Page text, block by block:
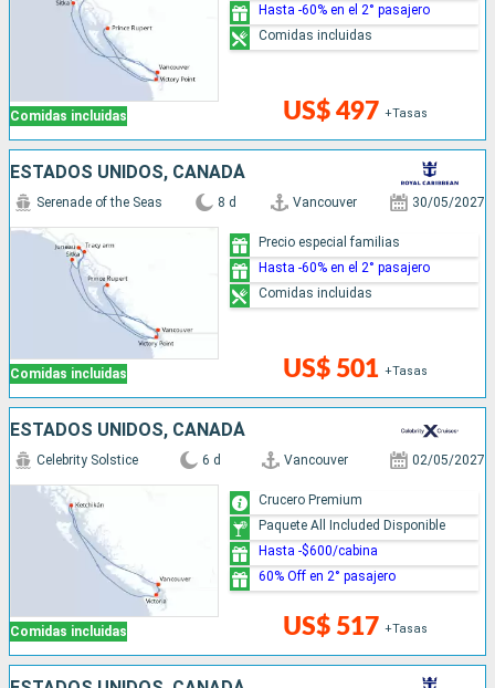
Comidas incluidas US$ 497 +Tasas
Hasta -60% en el 2° pasajero
Comidas incluidas
ESTADOS UNIDOS, CANADÁ
Comidas incluidas
Serenade of the Seas 8 d Vancouver 30/05/2027
US$ 501 +Tasas
Precio especial familias
Hasta -60% en el 2° pasajero
Comidas incluidas
ESTADOS UNIDOS, CANADÁ
Comidas incluidas
Celebrity Solstice 6 d Vancouver 02/05/2027
US$ 517 +Tasas
Crucero Premium
Paquete All Included Disponible
Hasta -$600/cabina
60% Off en 2° pasajero